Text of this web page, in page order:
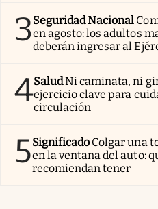
3Seguridad Nacional
en agosto: los adultos
deberán ingresar al
4SaludNi caminata, ni
ejercicio clave para
circulación
5Significado Colgar una
en la ventana del auto:
recomiendan tener